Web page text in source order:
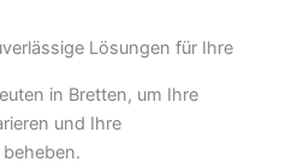
Lösungen für Ihre
in Bretten, um Ihre
und Ihre